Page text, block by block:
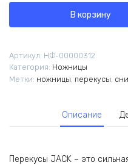
перекусы
TC-
805L
810737
В корзину
Артикул: НФ-00000312
Категория: Ножницы
Метки: ножницы перекусы
Описание
Перекусы JACK – это